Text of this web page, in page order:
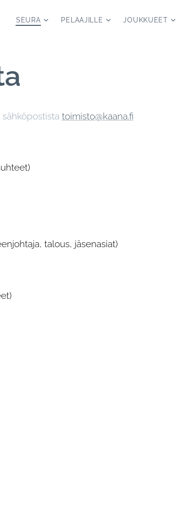
SEURA PELAAJILLE JOUKKUEET
toimisto@kaana.fi
talous, jäsenasiat)